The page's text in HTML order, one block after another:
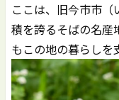
ここは、旧今市市
積を誇るそばの名産
もこの地の暮らしを